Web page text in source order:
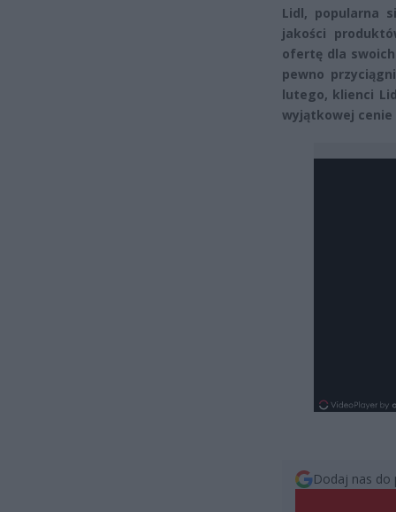
Lidl, popularna
jakości
ofertę dla
pewno
lutego, klienci
wyjątkowej cenie
Dodaj nas do